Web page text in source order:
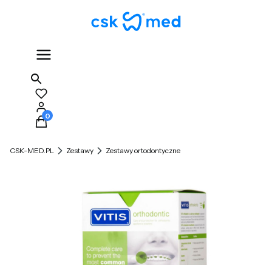
Produkty w koszyku: 0. Zobacz szczegóły
CSK-MED.PL Zestawy Zestawy ortodontyczne